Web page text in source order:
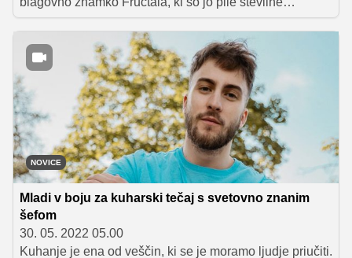
generacije in še danes navdušuje staro in mlado.
NOVICE
Mladi v boju za kuharski tečaj s svetovno znanim
šefom
30. 05. 2022 05.00
Kuhanje je ena od veščin, ki se je moramo ljudje priučiti.